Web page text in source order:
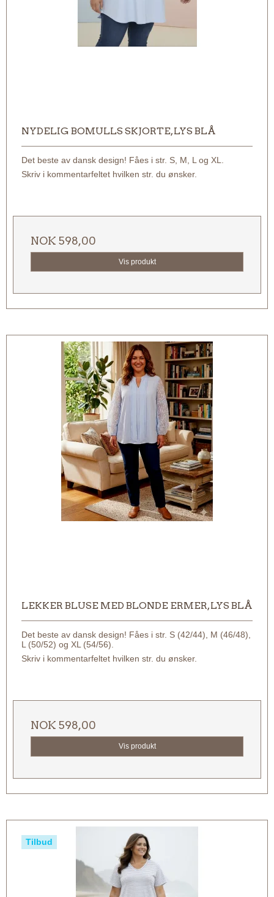
NYDELIG BOMULLS SKJORTE, LYS BLÅ
Det beste av dansk design! Fåes i str. S, M, L og XL.
Skriv i kommentarfeltet hvilken str. du ønsker.
NOK 598,00
Vis produkt
LEKKER BLUSE MED BLONDE ERMER, LYS BLÅ
Det beste av dansk design! Fåes i str. S (42/44), M (46/48),
L (50/52) og XL (54/56).
Skriv i kommentarfeltet hvilken str. du ønsker.
NOK 598,00
Vis produkt
Tilbud